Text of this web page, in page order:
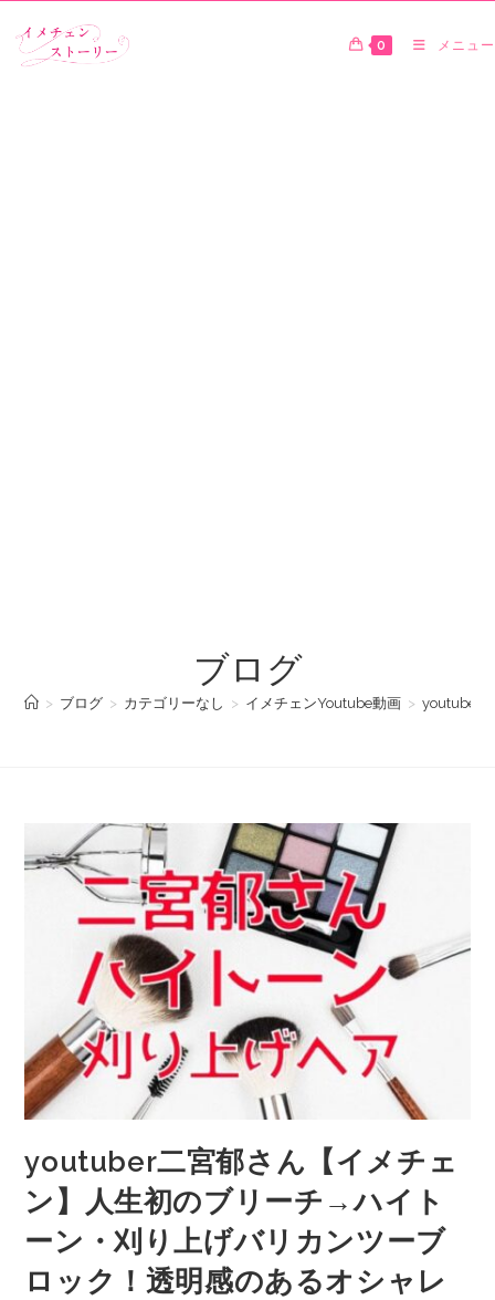
0 メニュー
ブログ
> ブログ > カテゴリーなし > イメチェンYoutube動画 > youtuber
youtuber二宮郁さん【イメチェ
ン】人生初のブリーチ→ハイト
ーン・刈り上げバリカンツーブ
ロック！透明感のあるオシャレ